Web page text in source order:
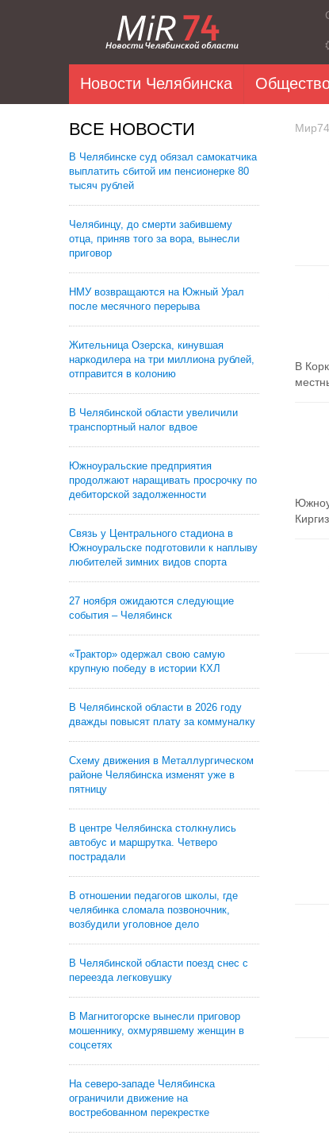
Новости Челябинска
ВСЕ НОВОСТИ
В Челябинске суд обязал самокатчика
выплатить сбитой им пенсионерке 80
тысяч рублей
Челябинцу, до смерти забившему
отца, приняв того за вора, вынесли
приговор
НМУ возвращаются на Южный Урал
после месячного перерыва
Жительница Озерска, кинувшая
наркодилера на три миллиона рублей,
отправится в колонию
В Челябинской области увеличили
транспортный налог вдвое
Южноуральские предприятия
продолжают наращивать просрочку по
дебиторской задолженности
Связь у Центрального стадиона в
Южноуральске подготовили к наплыву
любителей зимних видов спорта
27 ноября ожидаются следующие
события – Челябинск
«Трактор» одержал свою самую
крупную победу в истории КХЛ
В Челябинской области в 2026 году
дважды повысят плату за коммуналку
Схему движения в Металлургическом
районе Челябинска изменят уже в
пятницу
В центре Челябинска столкнулись
автобус и маршрутка. Четверо
пострадали
В отношении педагогов школы, где
челябинка сломала позвоночник,
возбудили уголовное дело
В Челябинской области поезд снес с
переезда легковушку
В Магнитогорске вынесли приговор
мошеннику, охмурявшему женщин в
соцсетях
На северо-западе Челябинска
ограничили движение на
востребованном перекрестке
В